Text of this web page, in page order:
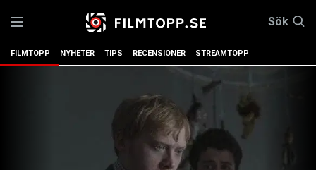
Sök
FILMTOPP NYHETER TIPS RECENSIONER STREAMTOPP